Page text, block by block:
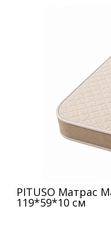
PITUSO Матрас
119*59*10 см